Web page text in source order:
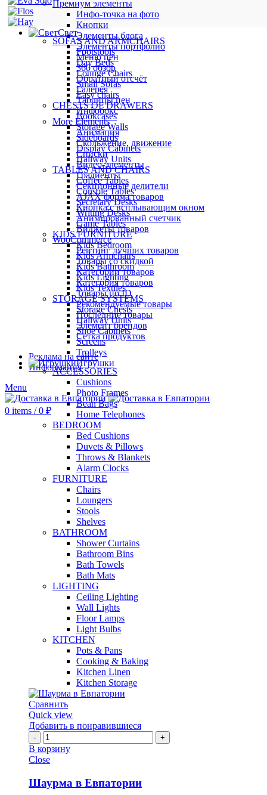
Премиум элементы
Инфо-точка на фото
Кнопки
Элементы блога
Элементы портфолио
Меню цен
360 обзор
Обратный отсчёт
Галерея
Таблицы цен
Инфобокс
More Elements
Анимация
Скольжение, движение
Списки
Видео-элементы
Градиенты
Секционные делители
AJAX форма товаров
Кнопка с всплывающим окном
Анимированный счетчик
Виджеты товаров
WooCommerce
Рейтинг лучших товаров
Товары со скидкой
Категории товаров
Категория товаров
Товары по ID
Рекомендуемые товары
Последние товары
Элемент брендов
Сетка продуктов
Реклама на сайте
Информация
Menu
0 items / 0 ₽
Свет
SOFAS AND ARMCHAIRS
Footstools
Day Beds
Lounge Chairs
Small Sofas
Easy chairs
CHESTS OF DRAWERS
Bookcases
Storage Walls
Sideboards
Display Cabinets
Hallway Units
TABLES AND CHAIRS
Coffee Tables
Console Tables
Secretary Desks
Writing Desks
Game Tables
KIDS FURNITURE
Kids Bedroom
Kids Armchairs
Kids Bathroom
Kids Lighting
Kids Textiles
STORAGE SYSTEMS
Storage Chests
Hallway Units
Shoe Cabinets
Screens
Trolleys
Игрушки
ACCESSORIES
Cushions
Photo Frames
Bean Bags
Home Telephones
BEDROOM
Bed Cushions
Duvets & Pillows
Throws & Blankets
Alarm Clocks
FURNITURE
Chairs
Loungers
Stools
Shelves
BATHROOM
Shower Curtains
Bathroom Bins
Bath Towels
Bath Mats
LIGHTING
Ceiling Lighting
Wall Lights
Floor Lamps
Light Bulbs
KITCHEN
Pots & Pans
Cooking & Baking
Kitchen Linen
Kitchen Storage
Сравнить
Quick view
Добавить в понравившиеся
Количество
Шаурма
в
В корзину
Close
Шаурма в Евпатории